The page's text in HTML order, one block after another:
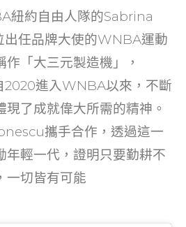
紐約自由人隊的Sabrina
任品牌大使的WNBA運動
「大三元製造機」，
進入WNBA以來，不斷
了成就偉大所需的精神。
攜手合作，透過這一
年輕一代，證明只要勤耕不
一切皆有可能